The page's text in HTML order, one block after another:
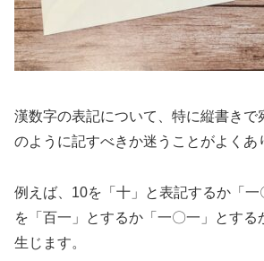
漢数字の表記について、特に縦書きで
のように記すべきか迷うことがよくあ
例えば、10を「十」と表記するか「
を「百一」とするか「一〇一」とする
生じます。